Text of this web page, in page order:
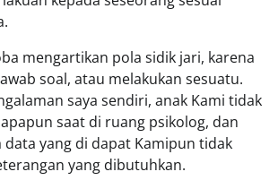
mengartikan pola sidik jari, karena
soal, atau melakukan sesuatu.
saya sendiri, anak Kami tidak
saat di ruang psikolog, dan
data yang di dapat Kamipun tidak
yang dibutuhkan.